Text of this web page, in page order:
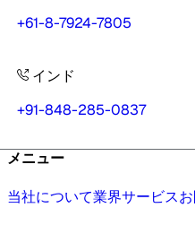
+61-8-7924-7805
インド
+91-848-285-0837
メニュー
当社について業界サービス